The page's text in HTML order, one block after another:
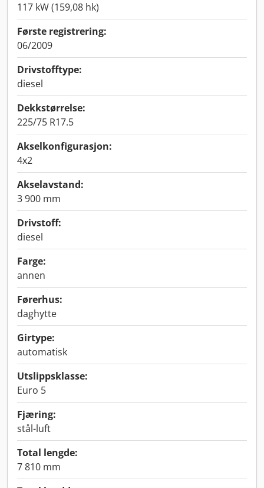
117 kW (159,08 hk)
Første registrering:
06/2009
Drivstofftype:
diesel
Dekkstørrelse:
225/75 R17.5
Akselkonfigurasjon:
4x2
Akselavstand:
3 900 mm
Drivstoff:
diesel
Farge:
annen
Førerhus:
daghytte
Girtype:
automatisk
Utslippsklasse:
Euro 5
Fjæring:
stål-luft
Total lengde:
7 810 mm